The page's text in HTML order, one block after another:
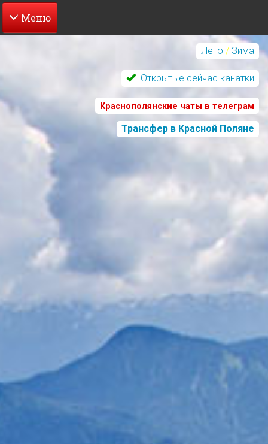
Перейти
содержанию
Лето / Зима
Открытые сейчас канатки
Краснополянские чаты в телеграм
Трансфер в Красной Поляне